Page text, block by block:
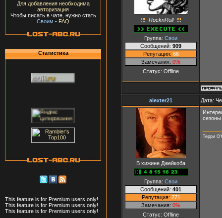
Для добавления необходима
авторизация
Чтобы писать в чате, нужно стать
Своим - FAQ
Статистика
This feature is for Premium users only!
This feature is for Premium users only!
This feature is for Premium users only!
RocknRoll
Группа: Свои
Сообщений: 909
Репутация: 66
Замечания: 0%
Статус: Offline
alexter21 Дата:
В хижине Джейкоба
Группа: Свои
Сообщений: 401
Репутация: 271
Замечания: 0%
Статус: Offline
сезоны
Терри